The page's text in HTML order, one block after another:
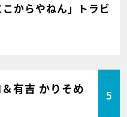
からやねん」トラビ
有吉 かりそめ
5